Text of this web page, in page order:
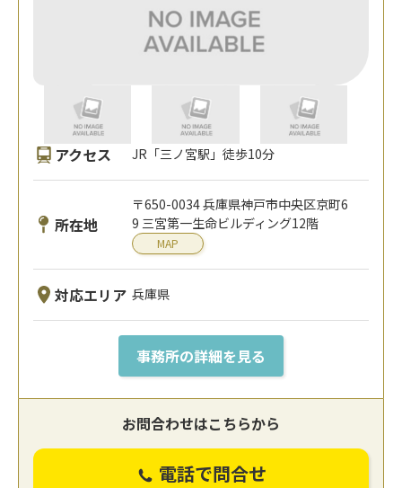
アクセス JR「三ノ宮駅」徒歩10分
所在地
〒650-0034 兵庫県神戸市中央区京町6
9 三宮第一生命ビルディング12階
MAP
対応エリア 兵庫県
事務所の詳細を見る
お問合わせはこちらから
電話で問合せ